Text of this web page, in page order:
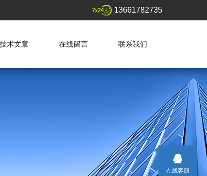
13661782735
技术文章 在线留言 联系我们
在线客服